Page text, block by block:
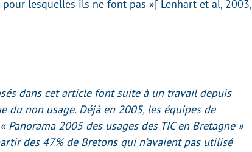
pour lesquelles ils ne font pas »[ Lenhart et al, 2003,
dans cet article font suite à un travail depuis
du non usage. Déjà en 2005, les équipes de
2005 des usages des TIC en Bretagne »
des 47% de Bretons qui n’avaient pas utilisé